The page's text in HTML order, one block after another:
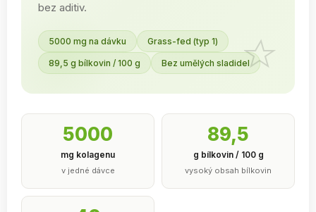
bez aditiv.
5000 mg na dávku Grass-fed (typ 1)
89,5 g bílkovin / 100 g Bez umělých sladidel
5000
mg kolagenu
v jedné dávce
89,5
g bílkovin / 100 g
vysoký obsah bílkovin